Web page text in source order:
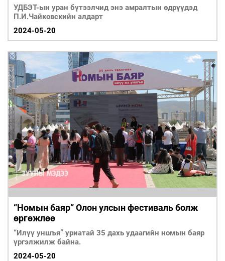
УДБЭТ-ын уран бүтээлчид энэ амралтын өдрүүдэд
П.И.Чайковскийн алдарт
2024-05-20
“Номын баяр” Олон улсын фестиваль болж
өргөжлөө
“Илүү уншъя” уриатай 35 дахь удаагийн номын баяр
үргэлжилж байна.
2024-05-20